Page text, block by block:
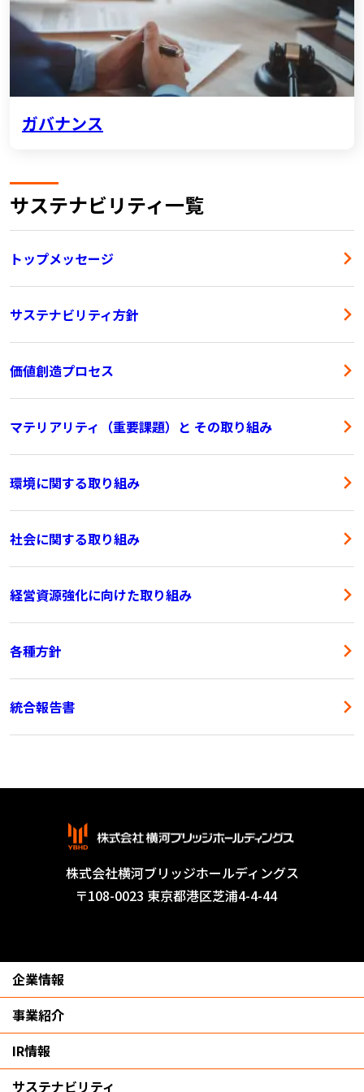
ガバナンス
サステナビリティ一覧
トップメッセージ
サステナビリティ方針
価値創造プロセス
マテリアリティ（重要課題）と その取り組み
環境に関する取り組み
社会に関する取り組み
経営資源強化に向けた取り組み
各種方針
統合報告書
株式会社横河ブリッジホールディングス
〒108-0023 東京都港区芝浦4-4-44
企業情報
事業紹介
IR情報
サステナビリティ